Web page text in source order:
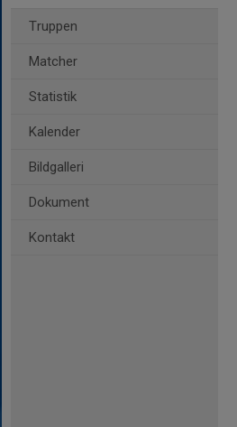
Truppen
Matcher
Statistik
Kalender
Bildgalleri
Dokument
Kontakt